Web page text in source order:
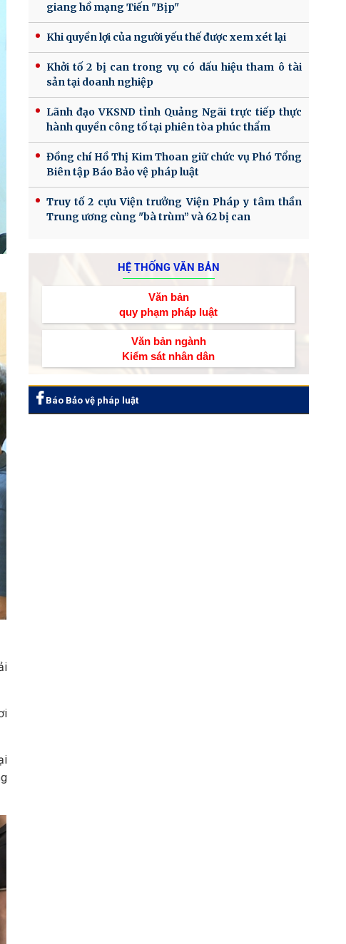
giang hồ mạng Tiến "Bịp"
Khi quyền lợi của người yếu thế được xem xét lại
Khởi tố 2 bị can trong vụ có dấu hiệu tham ô tài
sản tại doanh nghiệp
Lãnh đạo VKSND tỉnh Quảng Ngãi trực tiếp thực
hành quyền công tố tại phiên tòa phúc thẩm
Đồng chí Hồ Thị Kim Thoan giữ chức vụ Phó Tổng
Biên tập Báo Bảo vệ pháp luật
Truy tố 2 cựu Viện trưởng Viện Pháp y tâm thần
Trung ương cùng "bà trùm” và 62 bị can
HỆ THỐNG VĂN BẢN
Văn bản
quy phạm pháp luật
Văn bản ngành
Kiểm sát nhân dân
Báo Bảo vệ pháp luật